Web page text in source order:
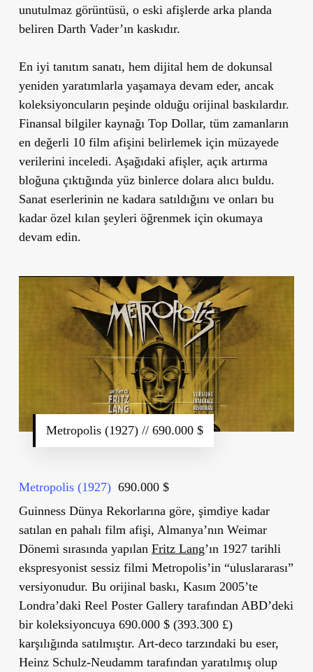
unutulmaz görüntüsü, o eski afişlerde arka planda
beliren Darth Vader’ın kaskıdır.
En iyi tanıtım sanatı, hem dijital hem de dokunsal
yeniden yaratımlarla yaşamaya devam eder, ancak
koleksiyoncuların peşinde olduğu orijinal baskılardır.
Finansal bilgiler kaynağı Top Dollar, tüm zamanların
en değerli 10 film afişini belirlemek için müzayede
verilerini inceledi. Aşağıdaki afişler, açık artırma
bloğuna çıktığında yüz binlerce dolara alıcı buldu.
Sanat eserlerinin ne kadara satıldığını ve onları bu
kadar özel kılan şeyleri öğrenmek için okumaya
devam edin.
Metropolis (1927) // 690.000 $
Metropolis (1927) 690.000 $
Guinness Dünya Rekorlarına göre, şimdiye kadar
satılan en pahalı film afişi, Almanya’nın Weimar
Dönemi sırasında yapılan Fritz Lang’ın 1927 tarihli
ekspresyonist sessiz filmi Metropolis’in “uluslararası”
versiyonudur. Bu orijinal baskı, Kasım 2005’te
Londra’daki Reel Poster Gallery tarafından ABD’deki
bir koleksiyoncuya 690.000 $ (393.300 £)
karşılığında satılmıştır. Art-deco tarzındaki bu eser,
Heinz Schulz-Neudamm tarafından yaratılmış olup